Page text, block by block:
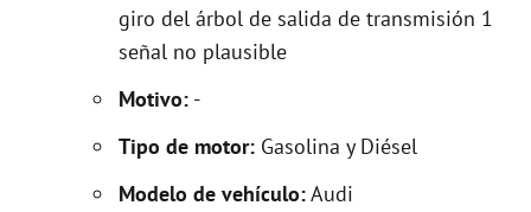
giro del árbol de salida de transmisión 1
señal no plausible
Motivo: -
Tipo de motor: Gasolina y Diésel
Modelo de vehículo:Audi